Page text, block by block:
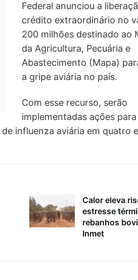
Federal anunciou a
crédito extraordinário no
200 milhões destinado ao
da Agricultura, Pecuária e
Abastecimento (Mapa)
a gripe aviária no país.
Com esse recurso, serão
implementadas ações
influenza aviária em quatro
Calor eleva
estresse
rebanhos
Inmet